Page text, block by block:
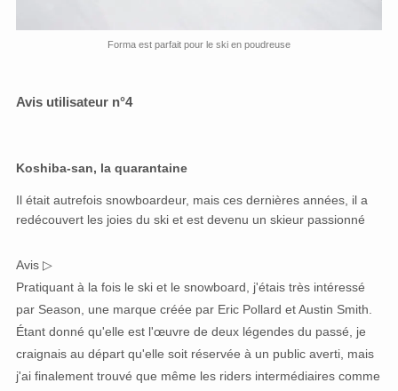
Forma est parfait pour le ski en poudreuse
Avis utilisateur n°4
Koshiba-san, la quarantaine
Il était autrefois snowboardeur, mais ces dernières années, il a
redécouvert les joies du ski et est devenu un skieur passionné
Avis ▷
Pratiquant à la fois le ski et le snowboard, j'étais très intéressé
par Season, une marque créée par Eric Pollard et Austin Smith.
Étant donné qu'elle est l'œuvre de deux légendes du passé, je
craignais au départ qu'elle soit réservée à un public averti, mais
j'ai finalement trouvé que même les riders intermédiaires comme